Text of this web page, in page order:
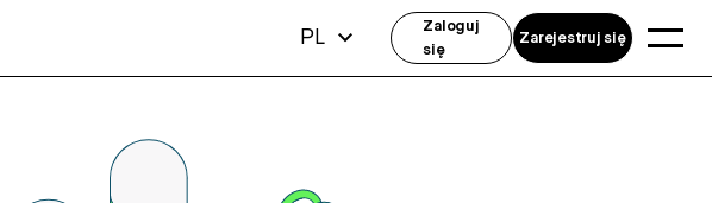
PL
Zaloguj
się
Zarejestruj się